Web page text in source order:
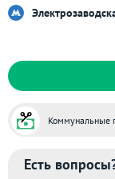
Коммунальные
Есть